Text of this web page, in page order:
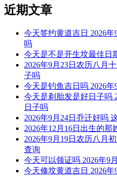
宜：
11时-13时 甲午时： 沖鼠 煞北
宜：祈福 订婚 嫁娶 安床 移徙
忌：修造 动土
13时-15时 乙未时： 沖牛 煞西
宜：祈福 求嗣 订婚 嫁娶 出行
15时-17时 丙申时： 沖虎 煞南
宜：求嗣 出行 求财 嫁娶 安葬
近期文章
今天签约黄道吉日 2026
吗
今天是不是开生坟最佳日
2026年9月23日农历八月
子吗
今天是钓鱼吉日吗 2026
今天是剃胎发是好日子吗
日子吗
2026年9月24日乔迁好吗
2026年12月16日出生的那
2026年9月19日农历八月
查询
今天可以领证吗 2026年9
今天修坟黄道吉日 2026